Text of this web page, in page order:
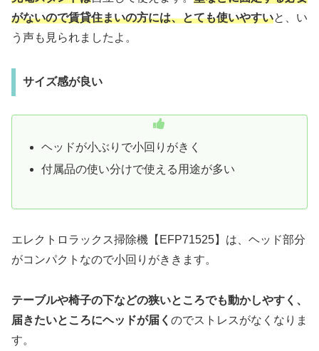
がないので賃貸住まいの方には、とても使いやすいと、い
う声も見られましたよ。
サイズ感が良い
ヘッドが小ぶりで小回りがきく
付属品の使い分けで使える用途が多い
エレクトロラックス掃除機【EFP71525】は、ヘッド部分
がコンパクトなので小回りがききます。
テーブルや椅子の下などの狭いところでも動かしやすく、
届きたいところにヘッドが届く のでストレスがなくなりま
す。